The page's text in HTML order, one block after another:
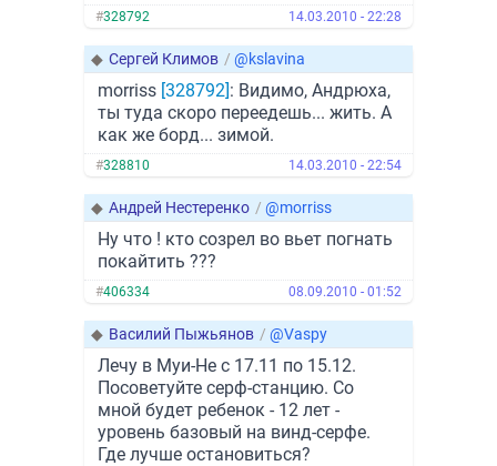
#328792 14.03.2010 - 22:28
◆ Сергей Климов / @kslavina
morriss [328792]: Видимо, Андрюха,
ты туда скоро переедешь... жить. А
как же борд... зимой.
#328810 14.03.2010 - 22:54
◆ Андрей Нестеренко / @morriss
Ну что ! кто созрел во вьет погнать
покайтить ???
#406334 08.09.2010 - 01:52
◆ Василий Пыжьянов / @Vaspy
Лечу в Муи-Не с 17.11 по 15.12.
Посоветуйте серф-станцию. Со
мной будет ребенок - 12 лет -
уровень базовый на винд-серфе.
Где лучше остановиться?